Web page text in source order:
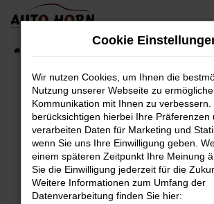
Zum
springen
Fahrzeugbestand
Fehler: Network Error
Beim Laden ist ein Fehler aufgetreten.
Hier sind ein paar Tipps, die dir
Überprüfe deine Firewall und
Internetverbindung.
Cookie
Wir nutzen Cookies, um Ihnen die
Nutzung unserer Webseite zu
Kommunikation mit Ihnen zu verbessern.
berücksichtigen hierbei Ihre Präferenzen
verarbeiten Daten für Marketing und
wenn Sie uns Ihre Einwilligung geben.
einem späteren Zeitpunkt Ihre Meinung
Sie die Einwilligung jederzeit für die
Weitere Informationen zum Umfang der
Datenverarbeitung finden Sie hier: